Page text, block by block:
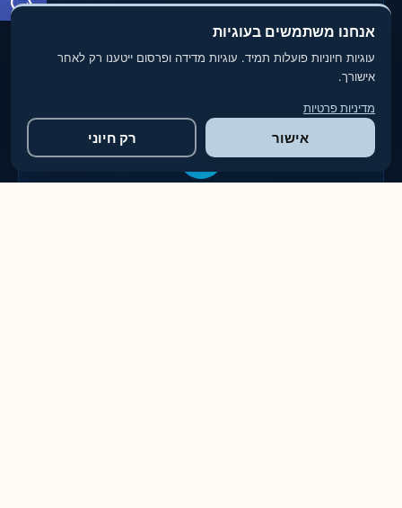
למעלה מ-12 שנות ניסיון מעשי בתחום הניקיון והפוליש. ביצענו אלפי
פרויקטים בכל רחבי הארץ
אנחנו משתמשים בעוגיות
עוגיות חיוניות פועלות תמיד. עוגיות מדידה ופרסום ייטענו רק לאחר
אישורך.
מדיניות פרטיות
אישור רק חיוני